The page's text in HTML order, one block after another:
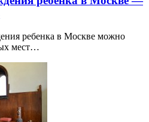
ребенка в Москве можно
мест…